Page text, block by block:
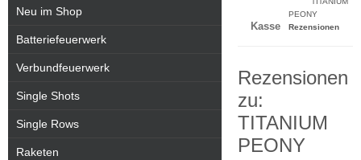
Kasse
PEONY
Rezensionen
Rezensionen
zu:
TITANIUM
PEONY
Neu im Shop
Batteriefeuerwerk
Verbundfeuerwerk
Single Shots
Single Rows
Raketen